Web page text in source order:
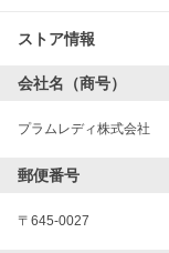
ストア情報
会社名（商号）
プラムレディ株式会社
郵便番号
〒 645-0027